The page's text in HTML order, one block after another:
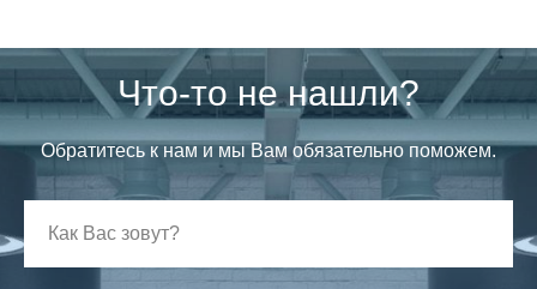
Что-то не нашли?
Обратитесь к нам и мы Вам обязательно поможем.